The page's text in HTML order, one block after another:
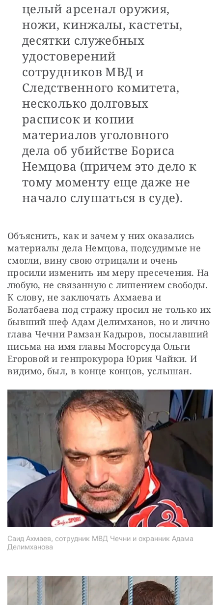
целый арсенал оружия,
ножи, кинжалы, кастеты,
десятки служебных
удостоверений
сотрудников МВД и
Следственного комитета,
несколько долговых
расписок и копии
материалов уголовного
дела об убийстве Бориса
Немцова (причем это дело к
тому моменту еще даже не
начало слушаться в суде).
Объяснить, как и зачем у них оказались
материалы дела Немцова, подсудимые не
смогли, вину свою отрицали и очень
просили изменить им меру пресечения. На
любую, не связанную с лишением свободы.
К слову, не заключать Ахмаева и
Болатбаева под стражу просил не только их
бывший шеф Адам Делимханов, но и лично
глава Чечни Рамзан Кадыров, посылавший
письма на имя главы Мосгорсуда Ольги
Егоровой и генпрокурора Юрия Чайки. И
видимо, был, в конце концов, услышан.
Саид Ахмаев, сотрудник МВД Чечни и охранник Адама
Делимханова